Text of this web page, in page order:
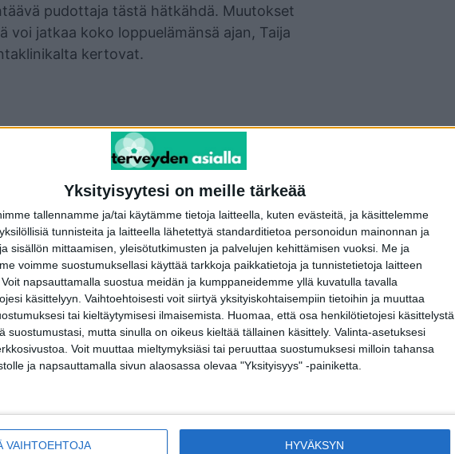
Yksityisyytesi on meille tärkeää
tallennamme ja/tai käytämme tietoja laitteella, kuten evästeitä, ja käsittelemme
tunnisteita ja laitteella lähetettyä standarditietoa personoidun mainonnan ja
sisällön mittaamisen, yleisötutkimusten ja palvelujen kehittämisen vuoksi. Me ja
voimme suostumuksellasi käyttää tarkkoja paikkatietoja ja tunnistetietoja laitteen
napsauttamalla suostua meidän ja kumppaneidemme yllä kuvatulla tavalla
käsittelyyn. Vaihtoehtoisesti voit siirtyä yksityiskohtaisempiin tietoihin ja muuttaa
tai kieltäytymisesi ilmaisemista. Huomaa, että osa henkilötietojesi käsittelystä
suostumustasi, mutta sinulla on oikeus kieltää tällainen käsittely. Valinta-asetuksesi
Voit muuttaa mieltymyksiäsi tai peruuttaa suostumuksesi milloin tahansa
ja napsauttamalla sivun alaosassa olevaa "Yksityisyys" -painiketta.
VAIHTOEHTOJA HYVÄKSYN
pudottaja tästä hätkähdä. Muutokset
voi jatkaa koko loppuelämänsä ajan, Taija
kertovat.
WhatsApp
Seuraava artikkeli
Uusi kauneuskirurginen ilmiö hämmentää
lääkäreitä ympäri maailmaa